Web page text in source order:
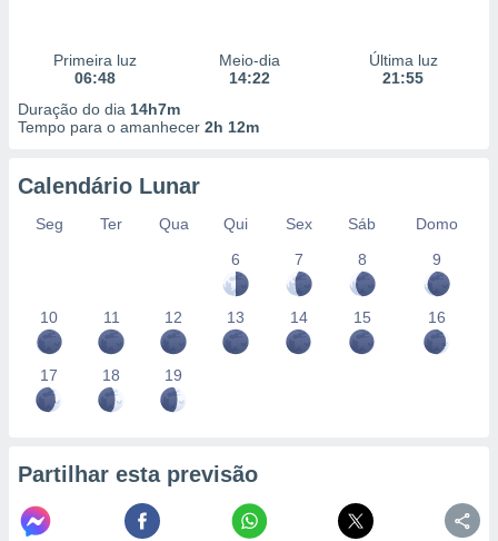
Primeira luz
06:48
Meio-dia
14:22
Última luz
21:55
Duração do dia 14h7m
Tempo para o amanhecer 2h 12m
Calendário Lunar
Seg Ter Qua Qui Sex Sáb
Domo
6
7 8 9
10 11 12 13 14 15 16
17 18 19
Partilhar esta previsão